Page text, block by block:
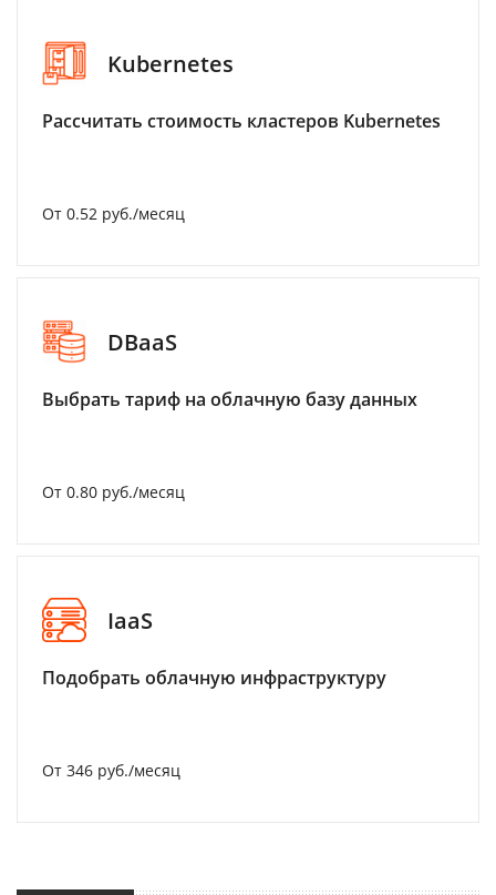
Kubernetes
Рассчитать стоимость кластеров Kubernetes
От 0.52 руб./месяц
DBaaS
Выбрать тариф на облачную базу данных
От 0.80 руб./месяц
IaaS
Подобрать облачную инфраструктуру
От 346 руб./месяц